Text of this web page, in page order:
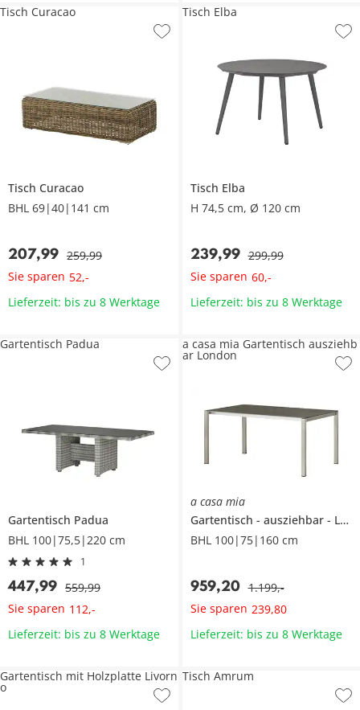
Tisch Curacao
BHL 69|40|141 cm
207,99 259,99
Sie sparen 52,-
Tisch Curacao
Lieferzeit: bis zu 8 Werktage
Tisch Elba
H 74,5 cm, Ø 120 cm
239,99 299,99
Sie sparen 60,-
Tisch Elba
Lieferzeit: bis zu 8 Werktage
Gartentisch Padua
BHL 100|75,5|220 cm
1
447,99 559,99
Sie sparen 112,-
Gartentisch Padua
Lieferzeit: bis zu 8 Werktage
a casa mia
Gartentisch
ausziehbar
London
BHL 100|75|160 cm
959,20 1.199,-
Sie sparen 239,80
a casa mia Gartentisch ausziehb
ar London
Lieferzeit: bis zu 8 Werktage
Gartentisch mit Holzplatte Livorn
o
Tisch Amrum